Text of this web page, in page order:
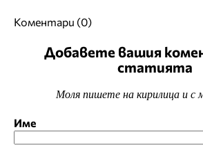
Коментари (0)
Добавете вашия
статията
Моля пишете на кирилица и с
Име